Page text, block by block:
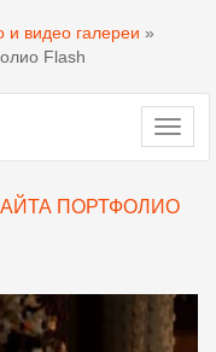
и видео галереи »
Flash
ПОРТФОЛИО